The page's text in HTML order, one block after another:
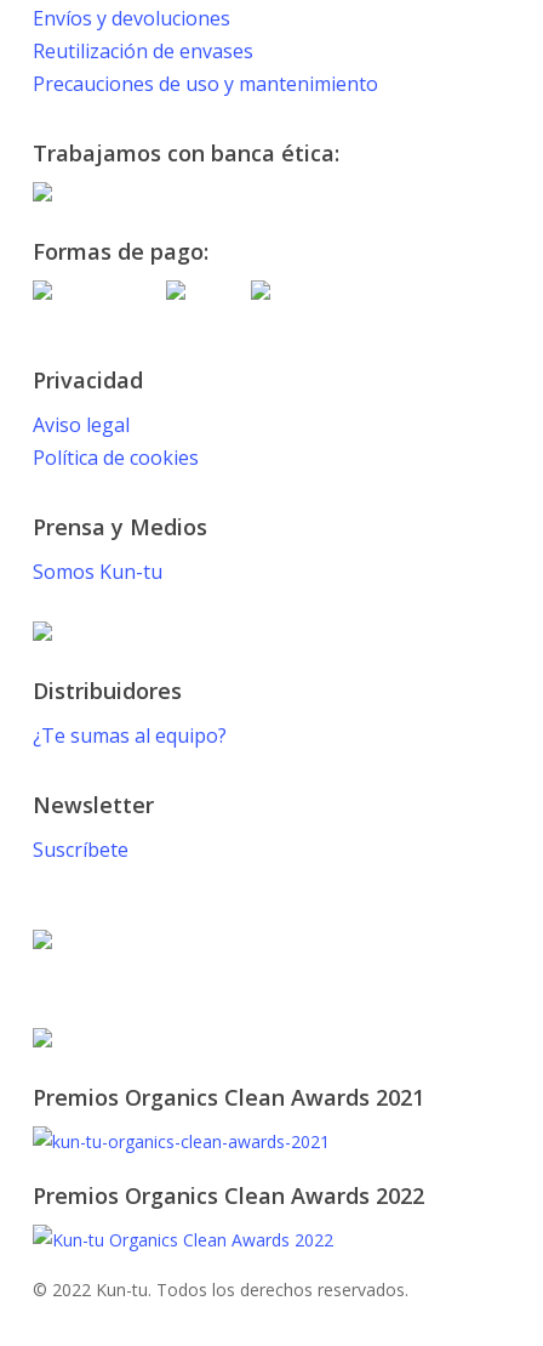
Envíos y devoluciones
Reutilización de envases
Precauciones de uso y mantenimiento
Trabajamos con banca ética:
Formas de pago:
Privacidad
Aviso legal
Política de cookies
Prensa y Medios
Somos Kun-tu
Distribuidores
¿Te sumas al equipo?
Newsletter
Suscríbete
Premios Organics Clean Awards 2021
Premios Organics Clean Awards 2022
© 2022 Kun-tu. Todos los derechos reservados.